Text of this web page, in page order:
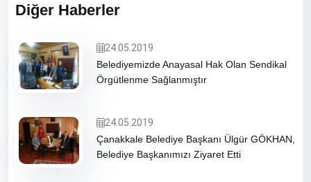
Diğer Haberler
24.05.2019
Belediyemizde Anayasal Hak Olan Sendikal
Örgütlenme Sağlanmıştır
24.05.2019
Çanakkale Belediye Başkanı Ülgür GÖKHAN,
Belediye Başkanımızı Ziyaret Etti